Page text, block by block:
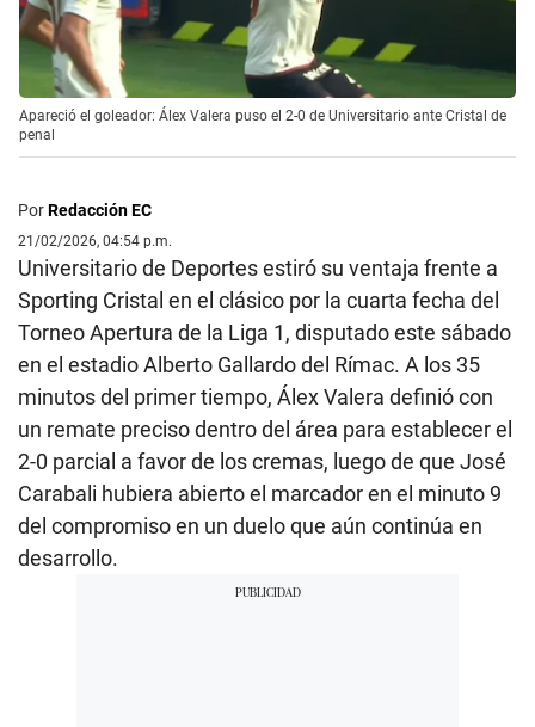
Apareció el goleador: Álex Valera puso el 2-0 de Universitario ante Cristal de
penal
PorRedacción EC
21/02/2026, 04:54 p.m.
Universitario de Deportes estiró su ventaja frente a
Sporting Cristal en el clásico por la cuarta fecha del
Torneo Apertura de la Liga 1, disputado este sábado
en el estadio Alberto Gallardo del Rímac. A los 35
minutos del primer tiempo, Álex Valera definió con
un remate preciso dentro del área para establecer el
2-0 parcial a favor de los cremas, luego de que José
Carabali hubiera abierto el marcador en el minuto 9
del compromiso en un duelo que aún continúa en
desarrollo.